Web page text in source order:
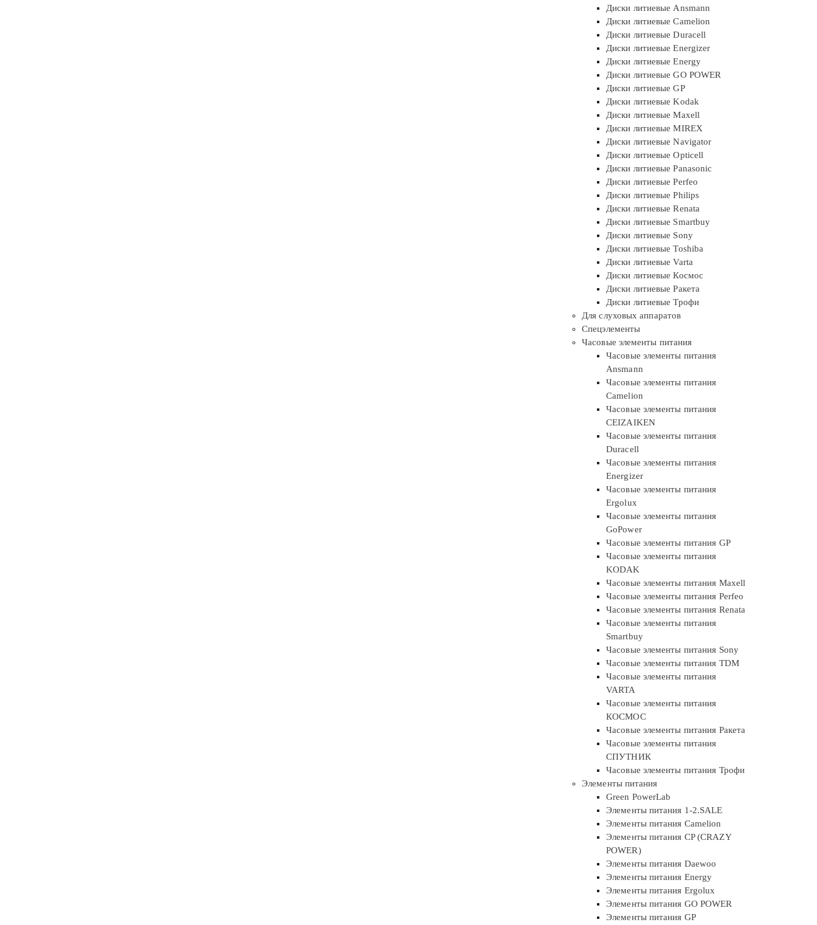
Диски литиевые Ansmann
Диски литиевые Camelion
Диски литиевые Duracell
Диски литиевые Energizer
Диски литиевые Energy
Диски литиевые GO POWER
Диски литиевые GP
Диски литиевые Kodak
Диски литиевые Maxell
Диски литиевые MIREX
Диски литиевые Navigator
Диски литиевые Opticell
Диски литиевые Panasonic
Диски литиевые Perfeo
Диски литиевые Philips
Диски литиевые Renata
Диски литиевые Smartbuy
Диски литиевые Sony
Диски литиевые Toshiba
Диски литиевые Varta
Диски литиевые Космос
Диски литиевые Ракета
Диски литиевые Трофи
Для слуховых аппаратов
Спецэлементы
Часовые элементы питания
Часовые элементы питания
Ansmann
Часовые элементы питания
Camelion
Часовые элементы питания
CEIZAIKEN
Часовые элементы питания
Duracell
Часовые элементы питания
Energizer
Часовые элементы питания
Ergolux
Часовые элементы питания
GoPower
Часовые элементы питания GP
Часовые элементы питания
KODAK
Часовые элементы питания Maxell
Часовые элементы питания Perfeo
Часовые элементы питания Renata
Часовые элементы питания
Smartbuy
Часовые элементы питания Sony
Часовые элементы питания TDM
Часовые элементы питания
VARTA
Часовые элементы питания
КОСМОС
Часовые элементы питания Ракета
Часовые элементы питания
СПУТНИК
Часовые элементы питания Трофи
Элементы питания
Green PowerLab
Элементы питания 1-2.SALE
Элементы питания Camelion
Элементы питания CP (CRAZY
POWER)
Элементы питания Daewoo
Элементы питания Energy
Элементы питания Ergolux
Элементы питания GO POWER
Элементы питания GP